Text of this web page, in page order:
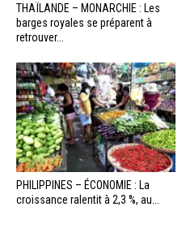
THAÏLANDE – MONARCHIE : Les
barges royales se préparent à
retrouver...
PHILIPPINES – ÉCONOMIE : La
croissance ralentit à 2,3 %, au...